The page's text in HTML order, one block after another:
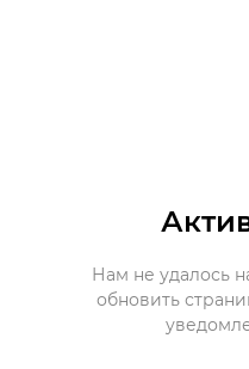
Нам не удалось
обновить